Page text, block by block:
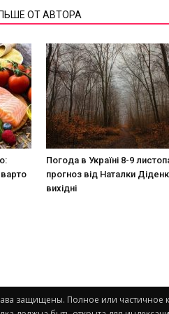
ОТ АВТОРА
варто
Погода в Україні 8-9
прогноз від Наталки
вихідні
защищены. Полное или